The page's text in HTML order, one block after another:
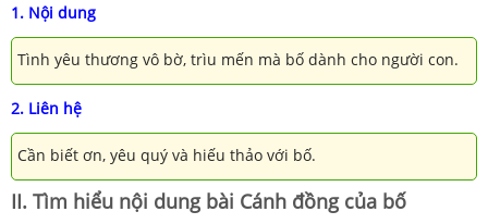
1. Nội dung
Tình yêu thương vô bờ, trìu mến mà bố dành cho người con.
2. Liên hệ
Cần biết ơn, yêu quý và hiếu thảo với bố.
II. Tìm hiểu nội dung bài Cánh đồng của bố